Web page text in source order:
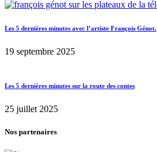
Les 5 dernières minutes avec l’artiste François Génot.
19 septembre 2025
Les 5 dernières minutes sur la route des contes
25 juillet 2025
Nos partenaires